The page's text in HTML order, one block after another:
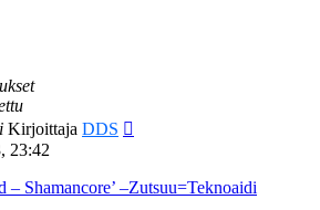
Kirjoittaja DDS
23:42
– Shamancore’ –Zutsuu=Teknoaidi